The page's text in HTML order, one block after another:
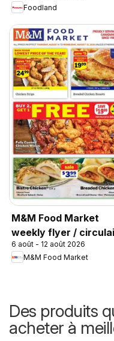
Foodland
M&M Food Market
weekly flyer /
6 août - 12 août 2026
M&M Food Market
Des produits
acheter à